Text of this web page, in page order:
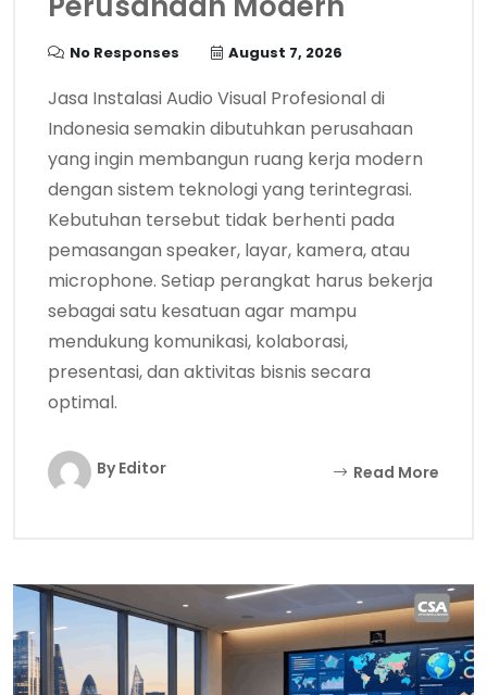
No Responses August 7, 2026
Jasa Instalasi Audio Visual Profesional di
Indonesia semakin dibutuhkan perusahaan
yang ingin membangun ruang kerja modern
dengan sistem teknologi yang terintegrasi.
Kebutuhan tersebut tidak berhenti pada
pemasangan speaker, layar, kamera, atau
microphone. Setiap perangkat harus bekerja
sebagai satu kesatuan agar mampu
mendukung komunikasi, kolaborasi,
presentasi, dan aktivitas bisnis secara
optimal.
By Editor Read More